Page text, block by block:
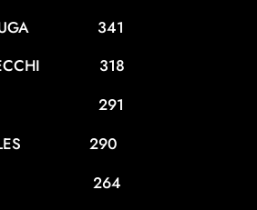
341
VECCHI 318
291
290
264